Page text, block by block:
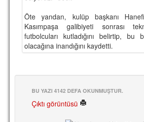
MULTİMEDYA
FOTOĞRAF & VİDEOLAR
Öte yandan, kulüp başkanı
Kasımpaşa galibiyeti sonrası
futbolcuları kutladığını belirtip, bu
olacağına inandığını kaydetti.
BU YAZI 4142 DEFA OKUNMUŞTUR.
Çıktı görüntüsü